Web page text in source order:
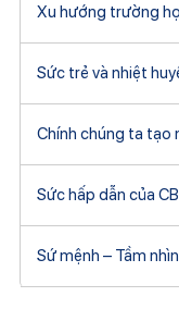
Xu hướng trường
Sức trẻ và nhiệt
Chính chúng ta tạo
Sức hấp dẫn của
Sứ mệnh – Tầm nhìn